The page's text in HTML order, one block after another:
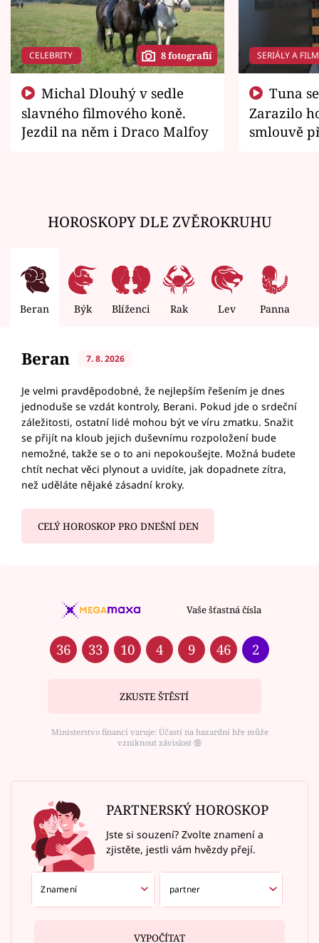
CELEBRITY 8 fotografií
slavného filmového koně.
Jezdil na něm i Draco Malfoy
SERIÁLY A
Zarazilo
smlouvě
HOROSKOPY DLE ZVĚROKRUHU
Beran Býk Blíženci Rak Lev Panna
Beran 7. 8. 2026
Je velmi pravděpodobné, že nejlepším řešením je dnes
jednoduše se vzdát kontroly, Berani. Pokud jde o srdeční
záležitosti, ostatní lidé mohou být ve víru zmatku. Snažit
se přijít na kloub jejich duševnímu rozpoložení bude
nemožné, takže se o to ani nepokoušejte. Možná budete
chtít nechat věci plynout a uvidíte, jak dopadnete zítra,
než uděláte nějaké zásadní kroky.
CELÝ HOROSKOP PRO DNEŠNÍ DEN
Vaše šťastná čísla
36 33 10 4 9 46 2
ZKUSTE ŠTĚSTÍ
Ministerstvo financí varuje: Účastí na hazardní hře může
vzniknout závislost ⑱
PARTNERSKÝ HOROSKOP
Jste si souzení? Zvolte znamení a
zjistěte, jestli vám hvězdy přejí.
VYPOČÍTAT